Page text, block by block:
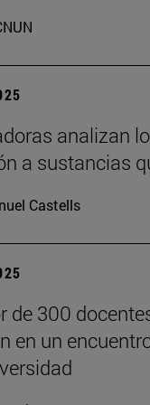
analizan
a sustancias
Castells
de 300
en un